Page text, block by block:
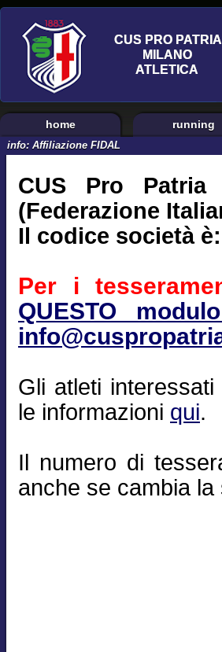
home running
info: Affiliazione FIDAL
CUS Pro
(Federazione
Il codice società
Per i
QUESTO
Gli atleti
le informazioni qui.
Il numero di
anche se cambia la